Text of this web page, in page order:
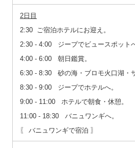
2日目
2:30 ご宿泊ホテルにお迎え。
2:30 ‐ 4:00 ジープでビュースポットへ
4:00 ‐ 6:00 朝日鑑賞。
6:30 ‐ 8:30 砂の海・ブロモ火口湖・
8:30 ‐ 9:00 ジープでホテルへ。
9:00 ‐ 11:00 ホテルで朝食・休憩。
11:00 ‐ 18:30 バニュワンギへ。
〖 バニュワンギで宿泊 〗